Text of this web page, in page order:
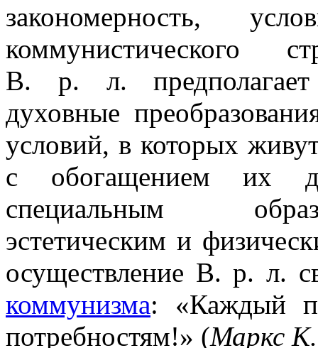
закономерность,
коммунистического
В. р. л. предполагает
духовные
условий, в которых
с обогащением их
специальным
эстетическим и
осуществление В. р. л.
коммунизма: «Каждый
потребностям!» (Маркс